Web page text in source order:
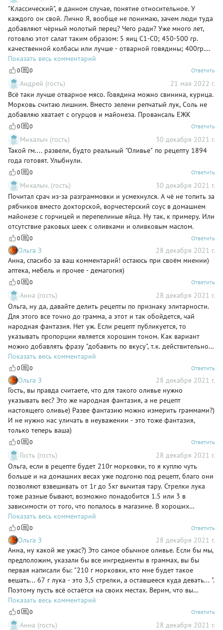
"Классический", в данном случае, понятие относительное. У
каждого он свой. Лично Я, вообще не понимаю, зачем люди туда
добавляют чёрный молотый перец? Чего ради? Уже много лет,
готовлю этот салат таким образом: 5 яиц C1-C0; 450-500 гр.
качественной колбасы или лучше - отварной говядины; 400гр.
зелёного горошка Globus/Heinz/Любой нормальный
проверенный вариант; 2-3 небольших маринованных огурца; 1
большая морковь; 2 средних картофелины; немного красного
салатного лука; немного соли; Майонез (больше по душе
Московский сливочный.)
Показать весь комментарий
0 0 Ответить
Андрей (гость)
21 мая 2022 г.
Всё таки лучше отварное мясо. Говядина можно свинина, курица.
Морковь считаю лишним. Вместо зелени репчатый лук, Соль не
добавляю хватает с огурцов и майонеза. Провансаль ЕЖК
0 0 Ответить
Михалыч (гость)
30 декабря 2021 г.
Такой гм.... развели, будто реальный "Оливье" по рецепту 1894
года готовят. Улыбнули.
0 0 Ответить
Михалыч. (гость)
30 декабря 2021 г.
Почитал срач из-за разграммовки и усмехнулся. А чё не топить за
рябчиков вместо докторской, ворчестерский соус в домашнем
майонезе с горчицей и перепелиные яйца. Ну так, к примеру. Или
отсутствие раковых шеек с оливками и оливковым маслом.
0 0 Ответить
Ольга З
28 декабря 2021 г.
Анна, спасибо за ваш комментарий! остаюсь при своём мнении)
аптека, мебель и прочее - демагогия)
0 0 Ответить
Анна (гость)
28 декабря 2021 г.
Ольга, ну да, давайте делить рецепты по признаку элитарности.
Для этого все точно до грамма, а этот и так обойдется, чай
народная фантазия. Нет уж. Если рецепт публикуется, то
указывать пропорции является хорошим тоном. Как вариант
можно добавлять фразу "добавить по вкусу", т.к. действительно
кто-то любит солененькое, а кто-то соль или, например, лук на
дух не переносит. Но тут уж кулинар сам решит надо ему
изменять пропорции или нет, а в рецепте все должно быть четко.
Вы в аптеке когда заказываете лекарства тоже на глаз берете? А
мебель когда вам делают тоже делают "примерно по пояс"? А
такси вас довозит до случайного места на нужной улице?
Показать весь комментарий
0 0 Ответить
Ольга З
28 декабря 2021 г.
Гость, вы правда считаете, что для такого оливье нужно
указывать вес? Это же народная фантазия, а не рецепт
настоящего оливье) Разве фантазию можно измерить граммами?)
И не нужно нас уличать в неуважении - это тоже фантазия,
только теперь ваша)
0 0 Ответить
Гость (гость)
28 декабря 2021 г.
Ольга, если в рецепте будет 210г морковки, то я куплю чуть
больше и на домашних весах уже подгоню под рецепт, благо они
позволяют взвешивать от 1г до 5кг вычитая тару. Стрелки лука
тоже разные бывают, возможно понадобится 1.5 или 3 в
зависимости от того, что попалось в магазине. В хороших
рецептах граммы указываются для понимания пропорций
продуктов, чтобы можно было как увеличить так и уменьшить
порцию, не потеряв в качестве. А вот это "три морковки" это тяп-
ляп и неуважение к аудитории.
Показать весь комментарий
0 0 Ответить
Ольга З
28 декабря 2021 г.
Анна, ну какой же ужас?) Это самое обычное оливье. Если бы мы,
предположим, указали бы все ингредиенты в граммах, вы бы
первая написали бы: "210 г морковки, кто мне будет такое
вешать... 67 г лука - это 3,5 стрелки, а оставшееся куда девать... ".
Поэтому пусть всё остаётся на своих местах. Верим, что вы
способны сами отрегулировать вкус оливье под свои - такие
завышенные - запросы) И зелёный горошек можно использовать
не только для оливье, если что ;) С наступающими праздниками!
Показать весь комментарий
0 0 Ответить
Анна (гость)
28 декабря 2021 г.